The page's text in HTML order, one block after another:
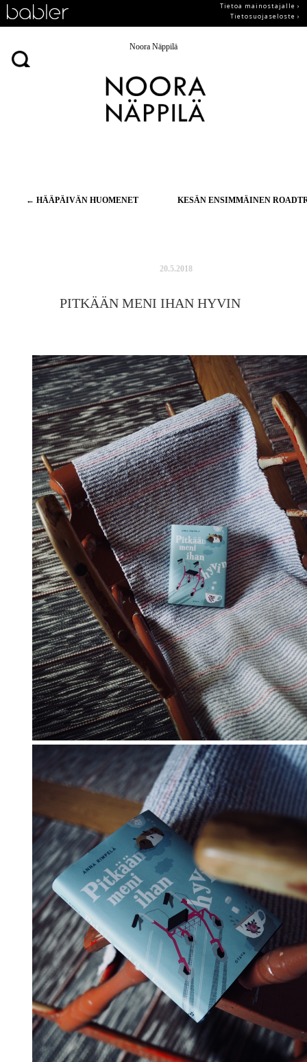
Tietoa mainostajalle ›
Tietosuojaseloste ›
Noora Näppilä
Artikkelien
← HÄÄPÄIVÄN HUOMENET KESÄN ENSIMMÄINEN
20.5.2018
PITKÄÄN MENI IHAN HYVIN